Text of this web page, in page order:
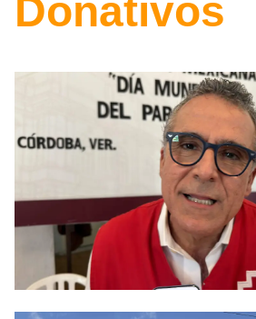
Donativos